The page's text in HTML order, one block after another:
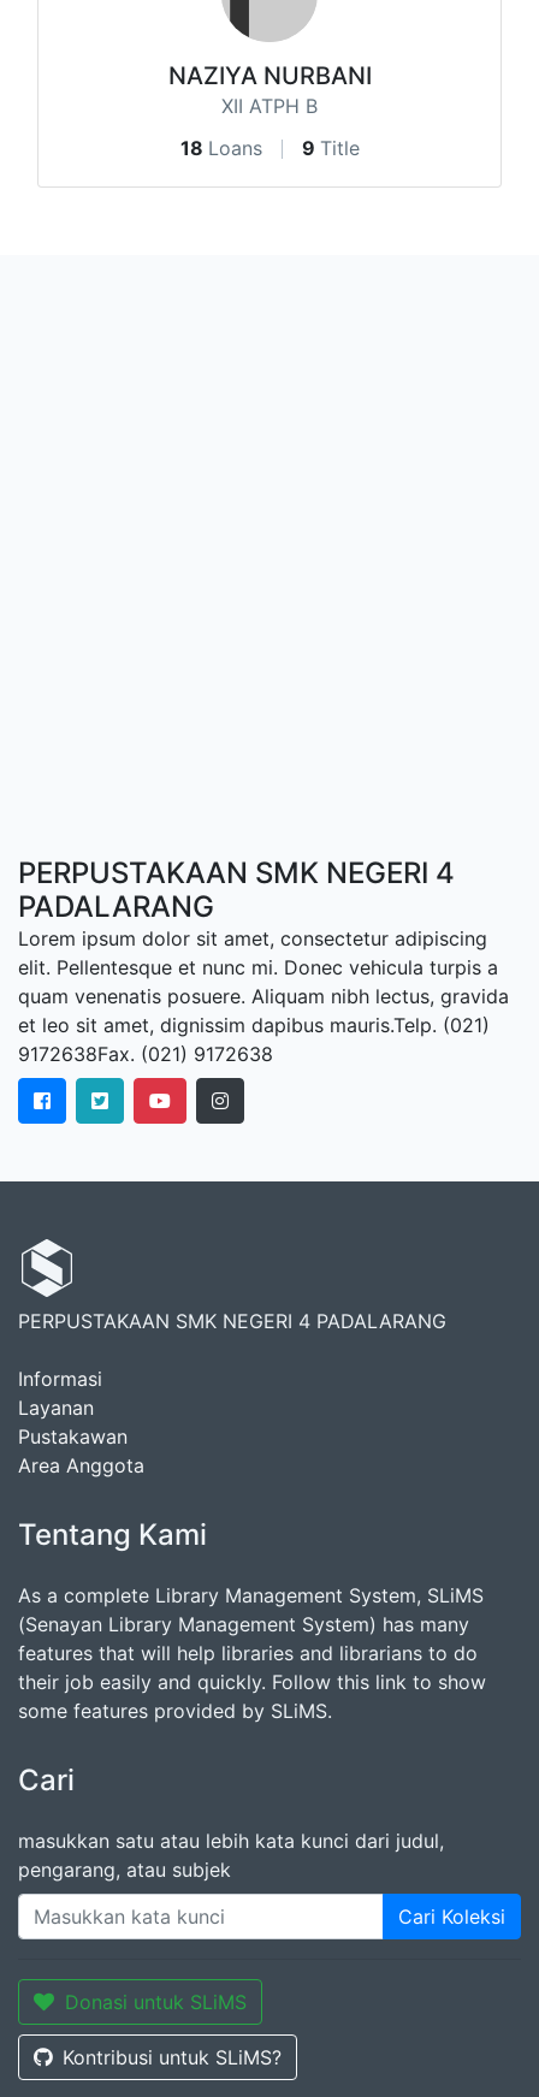
NAZIYA NURBANI
XII ATPH B
18 Loans 9 Title
PERPUSTAKAAN SMK NEGERI 4
PADALARANG
Lorem ipsum dolor sit amet, consectetur adipiscing
elit. Pellentesque et nunc mi. Donec vehicula turpis a
quam venenatis posuere. Aliquam nibh lectus, gravida
et leo sit amet, dignissim dapibus mauris.Telp. (021)
9172638Fax. (021) 9172638
PERPUSTAKAAN SMK NEGERI 4 PADALARANG
Informasi
Layanan
Pustakawan
Area Anggota
Tentang Kami
As a complete Library Management System, SLiMS
(Senayan Library Management System) has many
features that will help libraries and librarians to do
their job easily and quickly. Follow this link to show
some features provided by SLiMS.
Cari
masukkan satu atau lebih kata kunci dari judul,
pengarang, atau subjek
Cari Koleksi
Donasi untuk SLiMS
Kontribusi untuk SLiMS?